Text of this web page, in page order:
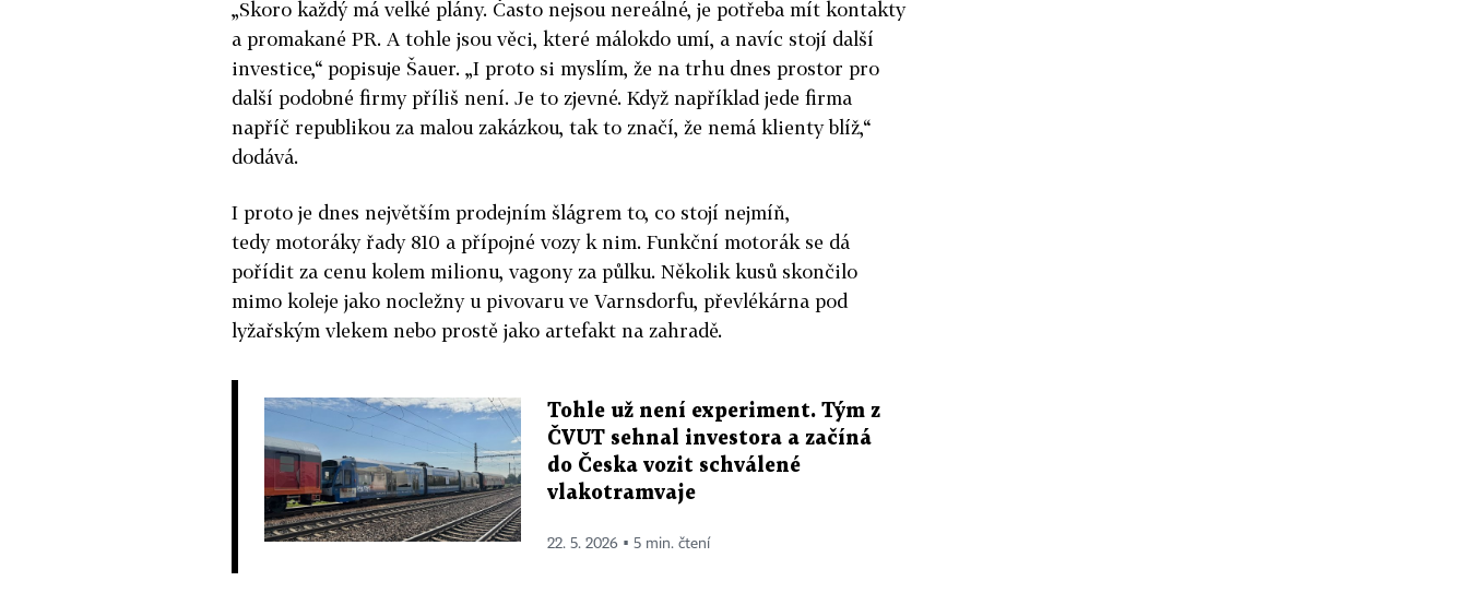
„Skoro každý má velké plány. Často nejsou nereálné, je potřeba mít kontakty
a promakané PR. A tohle jsou věci, které málokdo umí, a navíc stojí další
investice,“ popisuje Šauer. „I proto si myslím, že na trhu dnes prostor pro
další podobné firmy příliš není. Je to zjevné. Když například jede firma
napříč republikou za malou zakázkou, tak to značí, že nemá klienty blíž,“
dodává.
I proto je dnes největším prodejním šlágrem to, co stojí nejmíň,
tedy motoráky řady 810 a přípojné vozy k nim. Funkční motorák se dá
pořídit za cenu kolem milionu, vagony za půlku. Několik kusů skončilo
mimo koleje jako nocležny u pivovaru ve Varnsdorfu, převlékárna pod
lyžařským vlekem nebo prostě jako artefakt na zahradě.
Tohle už není experiment. Tým z
ČVUT sehnal investora a začíná
do Česka vozit schválené
vlakotramvaje
22. 5. 2026 ▪ 5 min. čtení